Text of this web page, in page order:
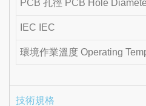
PCB 孔徑 PCB Hole
IEC IEC
環境作業溫度 Operating
技術規格